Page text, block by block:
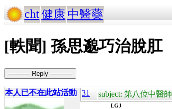
cht健康 中醫藥
[軼聞] 孫思邈巧治脫肛
----------- Reply -----------
本人已不在此站活動 31 subject: 第八位中醫師
LGJ